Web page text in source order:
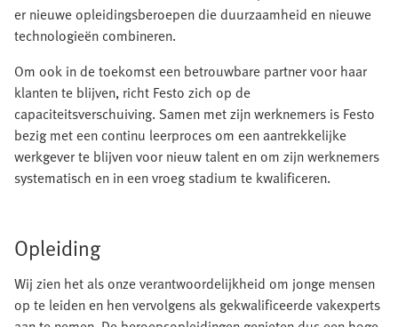
er nieuwe opleidingsberoepen die duurzaamheid en nieuwe
technologieën combineren.
Om ook in de toekomst een betrouwbare partner voor haar
klanten te blijven, richt Festo zich op de
capaciteitsverschuiving. Samen met zijn werknemers is Festo
bezig met een continu leerproces om een aantrekkelijke
werkgever te blijven voor nieuw talent en om zijn werknemers
systematisch en in een vroeg stadium te kwalificeren.
Opleiding
Wij zien het als onze verantwoordelijkheid om jonge mensen
op te leiden en hen vervolgens als gekwalificeerde vakexperts